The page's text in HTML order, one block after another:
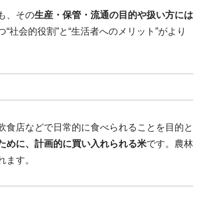
、その生産・保管・流通の目的や扱い方には
会的役割”と“生活者へのメリット”がより
店などで日常的に食べられることを目的と
めに、計画的に買い入れられる米です。農林
す。